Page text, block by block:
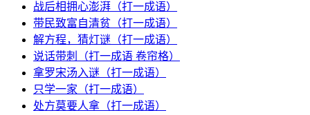
战后相拥心澎湃（打一成语）
带民致富自清贫（打一成语）
解方程，猜灯谜（打一成语）
说话带刺（打一成语 卷帘格）
拿罗宋汤入谜（打一成语）
只学一家（打一成语）
处方莫要人拿（打一成语）